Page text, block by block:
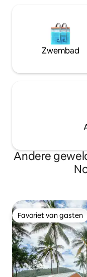
Zwembad
Andere
Favoriet van gasten
Favoriet van gasten